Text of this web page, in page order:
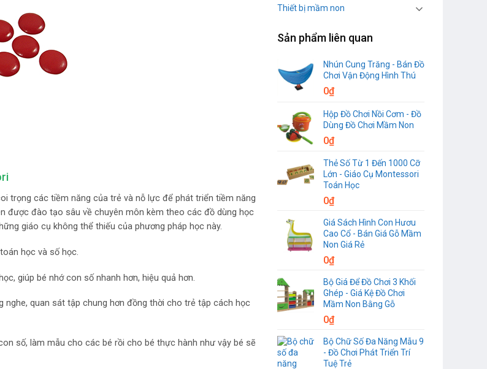
trọng các tiềm năng của trẻ và nỗ lực để phát triển tiềm năng
được đào tạo sâu về chuyên môn kèm theo các đồ dùng học
giáo cụ không thể thiếu của phương pháp học này.
học và số học.
giúp bé nhớ con số nhanh hơn, hiệu quả hơn.
quan sát tập chung hơn đồng thời cho trẻ tập cách học
số, làm mẫu cho các bé rồi cho bé thực hành như vậy bé sẽ
Thiết bị mầm non
Sản phẩm liên quan
Nhún Cung Trăng - Bán Đồ
Chơi Vận Động Hình Thú
0₫
Hộp Đồ Chơi Nồi Cơm - Đồ
Dùng Đồ Chơi Mầm Non
0₫
Thẻ Số Từ 1 Đến 1000 Cỡ
Lớn - Giáo Cụ Montessori
Toán Học
0₫
Giá Sách Hình Con Hươu
Cao Cổ - Bán Giá Gỗ Mầm
Non Giá Rẻ
0₫
Bộ Giá Để Đồ Chơi 3 Khối
Ghép - Giá Kệ Đồ Chơi
Mầm Non Bằng Gỗ
0₫
Bộ Chữ Số Đa Năng Mẫu 9
- Đồ Chơi Phát Triển Trí
Tuệ Trẻ